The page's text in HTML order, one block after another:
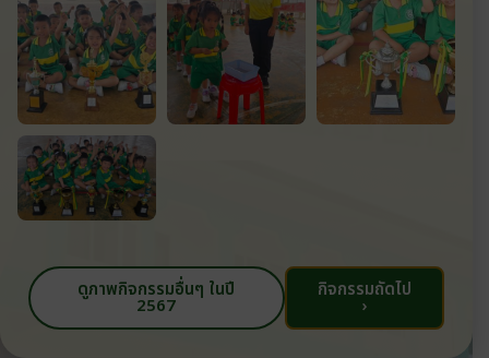
ดูภาพกิจกรรมอื่นๆ ในปี
2567
กิจกรรมถัดไป
›